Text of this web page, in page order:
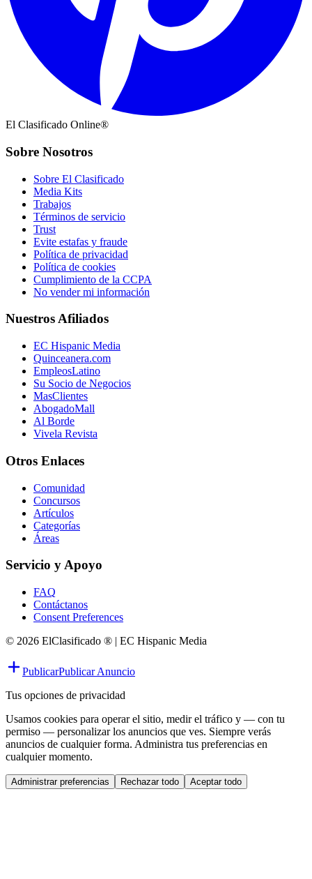
El Clasificado Online®
Sobre Nosotros
Sobre El Clasificado
Media Kits
Trabajos
Términos de servicio
Trust
Evite estafas y fraude
Política de privacidad
Política de cookies
Cumplimiento de la CCPA
No vender mi información
Nuestros Afiliados
EC Hispanic Media
Quinceanera.com
EmpleosLatino
Su Socio de Negocios
MasClientes
AbogadoMall
Al Borde
Vivela Revista
Otros Enlaces
Comunidad
Concursos
Artículos
Categorías
Áreas
Servicio y Apoyo
FAQ
Contáctanos
Consent Preferences
© 2026 ElClasificado ® | EC Hispanic Media
PublicarPublicar Anuncio
Tus opciones de privacidad
Usamos cookies para operar el sitio, medir el tráfico y — con tu
permiso — personalizar los anuncios que ves. Siempre verás
anuncios de cualquier forma. Administra tus preferencias en
cualquier momento.
Administrar preferencias Rechazar todo Aceptar todo